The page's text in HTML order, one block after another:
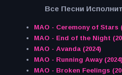
Все Песни
MAO - Ceremony of Stars
MAO - End of the Night
MAO - Avanda (2024)
MAO - Running Away (2024)
MAO - Broken Feelings